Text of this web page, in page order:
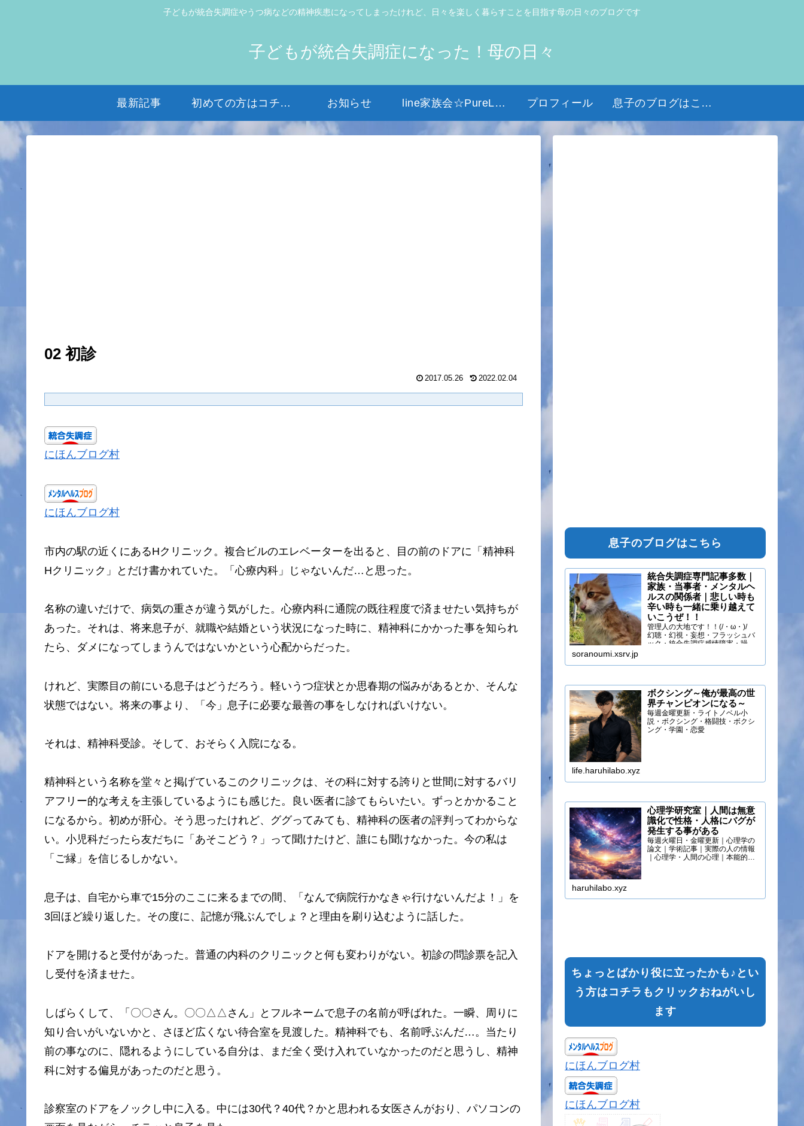
子どもが統合失調症やうつ病などの精神疾患になってしまったけれど、日々を楽しく暮らすことを目指す母の日々のブログです
子どもが統合失調症になった！母の日々
最新記事 初めての方はコチラから お知らせ line家族会☆PureLight☆ プロフィール 息子のブログはこちら
02 初診
2017.05.26 2022.02.04
にほんブログ村
にほんブログ村
市内の駅の近くにあるHクリニック。複合ビルのエレベーターを出ると、目の前のドアに「精神科
Hクリニック」とだけ書かれていた。「心療内科」じゃないんだ…と思った。
名称の違いだけで、病気の重さが違う気がした。心療内科に通院の既往程度で済ませたい気持ちが
あった。それは、将来息子が、就職や結婚という状況になった時に、精神科にかかった事を知られ
たら、ダメになってしまうんではないかという心配からだった。
けれど、実際目の前にいる息子はどうだろう。軽いうつ症状とか思春期の悩みがあるとか、そんな
状態ではない。将来の事より、「今」息子に必要な最善の事をしなければいけない。
それは、精神科受診。そして、おそらく入院になる。
精神科という名称を堂々と掲げているこのクリニックは、その科に対する誇りと世間に対するバリ
アフリー的な考えを主張しているようにも感じた。良い医者に診てもらいたい。ずっとかかること
になるから。初めが肝心。そう思ったけれど、ググってみても、精神科の医者の評判ってわからな
い。小児科だったら友だちに「あそこどう？」って聞けたけど、誰にも聞けなかった。今の私は
「ご縁」を信じるしかない。
息子は、自宅から車で15分のここに来るまでの間、「なんで病院行かなきゃ行けないんだよ！」を
3回ほど繰り返した。その度に、記憶が飛ぶんでしょ？と理由を刷り込むように話した。
ドアを開けると受付があった。普通の内科のクリニックと何も変わりがない。初診の問診票を記入
し受付を済ませた。
しばらくして、「〇〇さん。〇〇△△さん」とフルネームで息子の名前が呼ばれた。一瞬、周りに
知り合いがいないかと、さほど広くない待合室を見渡した。精神科でも、名前呼ぶんだ…。当たり
前の事なのに、隠れるようにしている自分は、まだ全く受け入れていなかったのだと思うし、精神
科に対する偏見があったのだと思う。
診察室のドアをノックし中に入る。中には30代？40代？かと思われる女医さんがおり、パソコンの
息子のブログはこちら
統合失調症専門記事多数｜
家族・当事者・メンタルヘ
ルスの関係者｜悲しい時も
辛い時も一緒に乗り越えて
いこうぜ！！
管理人の大地です！！(/・ω・)/
幻聴・幻視・妄想・フラッシュバ
ック・統合失調症感情障害・躁う
soranoumi.xsrv.jp
ボクシング～俺が最高の世
界チャンピオンになる～
毎週金曜更新・ライトノベル小
説・ボクシング・格闘技・ボクシ
ング・学園・恋愛
life.haruhilabo.xyz
心理学研究室｜人間は無意
識化で性格・人格にバグが
発生する事がある
毎週火曜日・金曜更新｜心理学の
論文｜学術記事｜実際の人の情報
｜心理学・人間の心理｜本能的心
haruhilabo.xyz
ちょっとばかり役に立ったかも♪とい
う方はコチラもクリックおねがいし
ます
にほんブログ村
にほんブログ村